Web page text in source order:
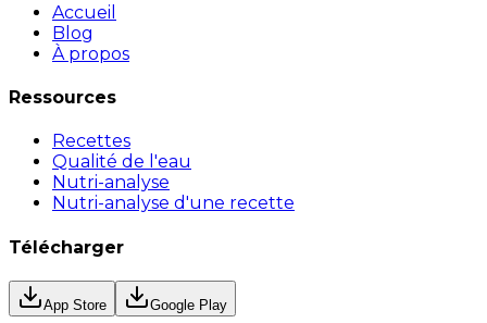
Accueil
Blog
À propos
Ressources
Recettes
Qualité de l'eau
Nutri-analyse
Nutri-analyse d'une recette
Télécharger
App Store Google Play